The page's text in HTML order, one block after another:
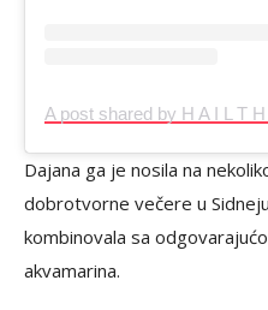
Dajana ga je nosila na
dobrotvorne večere u
kombinovala sa
akvamarina.